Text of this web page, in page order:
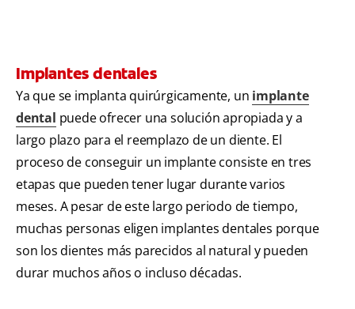
Implantes dentales
Ya que se implanta quirúrgicamente, un implante
dental puede ofrecer una solución apropiada y a
largo plazo para el reemplazo de un diente. El
proceso de conseguir un implante consiste en tres
etapas que pueden tener lugar durante varios
meses. A pesar de este largo periodo de tiempo,
muchas personas eligen implantes dentales porque
son los dientes más parecidos al natural y pueden
durar muchos años o incluso décadas.